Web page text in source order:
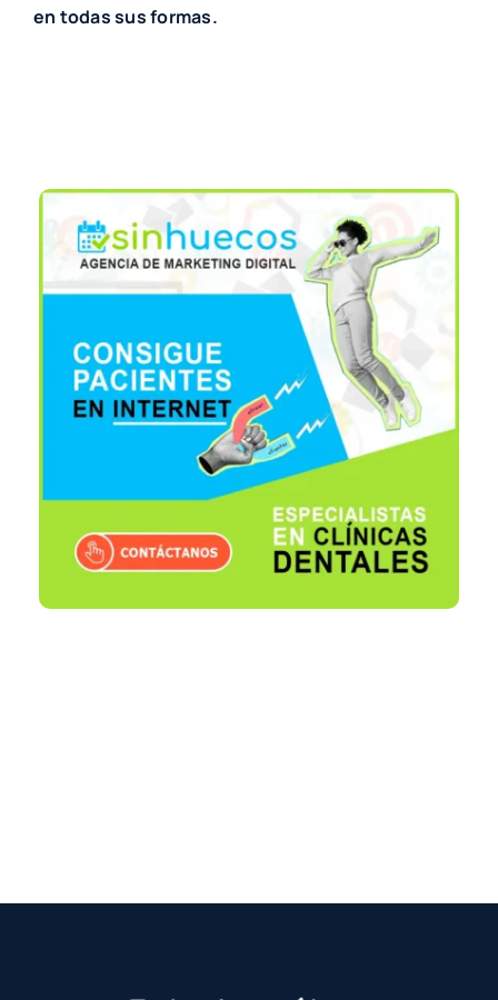
en todas sus formas.